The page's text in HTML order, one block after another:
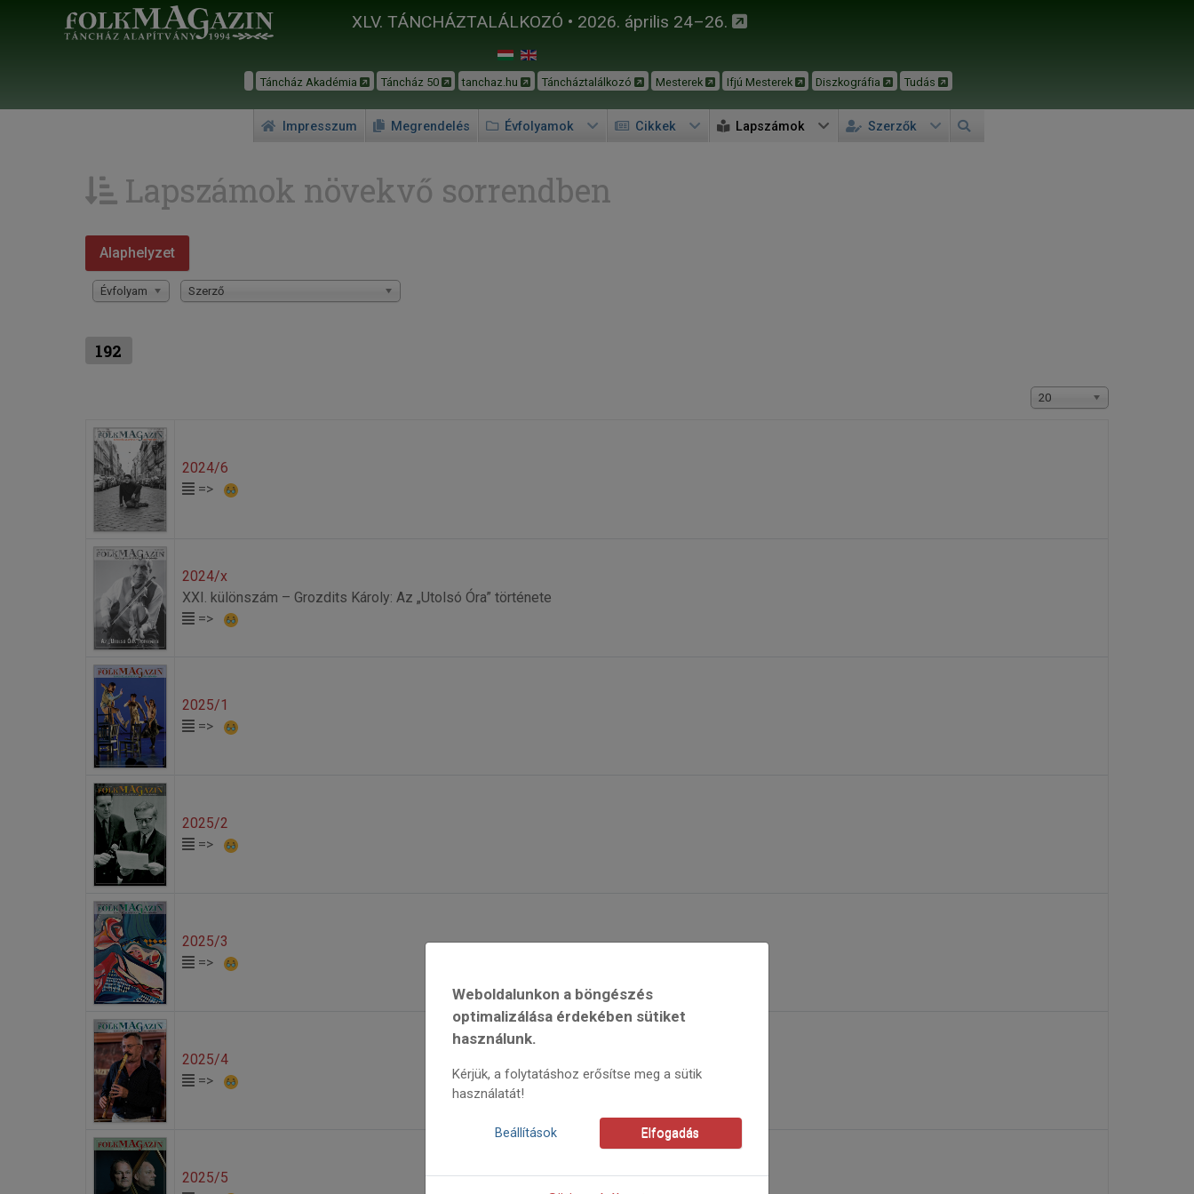
XLV. TÁNCHÁZTALÁLKOZÓ • 2026. április 24–26.
Táncház Akadémia Táncház 50 tanchaz.hu Táncháztalálkozó Mesterek Ifjú Mesterek Diszkográfia Tudás
Impresszum Megrendelés Évfolyamok Cikkek Lapszámok Szerzők
Lapszámok növekvő sorrendben
Alaphelyzet
Évfolyam Szerző
192
Tételek #
20
2024/6
=>
2024/x
XXI. különszám – Grozdits Károly: Az „Utolsó Óra” története
=>
2025/1
=>
2025/2
=>
2025/3
=>
2025/4
=>
2025/5
Weboldalunkon a böngészés
optimalizálása érdekében sütiket
használunk.
Kérjük, a folytatáshoz erősítse meg a sütik
használatát!
Beállítások Elfogadás